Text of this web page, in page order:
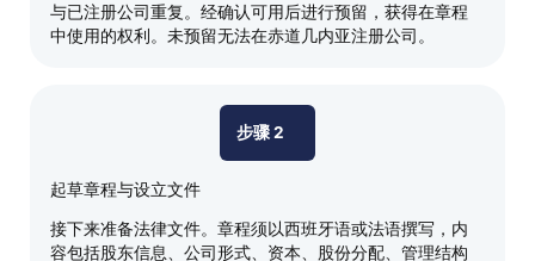
与已注册公司重复。经确认可用后进行预留，获得在章程
中使用的权利。未预留无法在赤道几内亚注册公司。
步骤 2
起草章程与设立文件
接下来准备法律文件。章程须以西班牙语或法语撰写，内
容包括股东信息、公司形式、资本、股份分配、管理结构